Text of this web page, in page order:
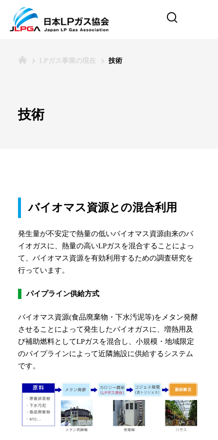
LPガス事業の現在 技術
技術
バイオマス資源との混合利用
発生量が不安定で熱量の低いバイオマス資源由来のバ
イオガスに、熱量の高いLPガスを混合することによっ
て、バイオマス資源を有効利用するための調査研究を
行っています。
パイプライン供給方式
バイオマス資源(食品廃棄物・下水汚泥等)をメタン発酵
させることによって発生したバイオガスに、増熱用及
び補助燃料としてLPガスを混合し、小規模・地域限定
のパイプラインによって近隣施設に供給するシステム
です。